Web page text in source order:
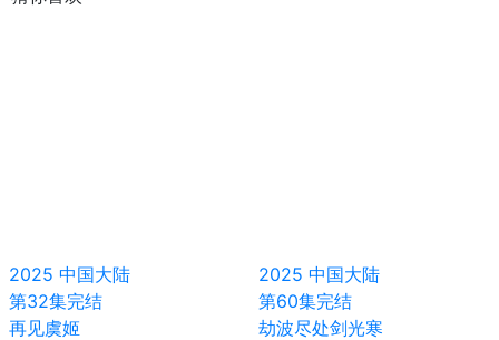
2025 中国大陆
第32集完结
再见虞姬
2025 中国大陆
第60集完结
劫波尽处剑光寒